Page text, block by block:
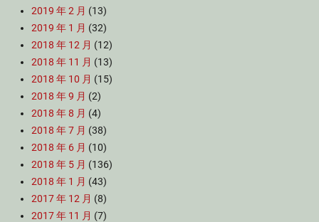
2019 年 2 月 (13)
2019 年 1 月 (32)
2018 年 12 月 (12)
2018 年 11 月 (13)
2018 年 10 月 (15)
2018 年 9 月 (2)
2018 年 8 月 (4)
2018 年 7 月 (38)
2018 年 6 月 (10)
2018 年 5 月 (136)
2018 年 1 月 (43)
2017 年 12 月 (8)
2017 年 11 月 (7)